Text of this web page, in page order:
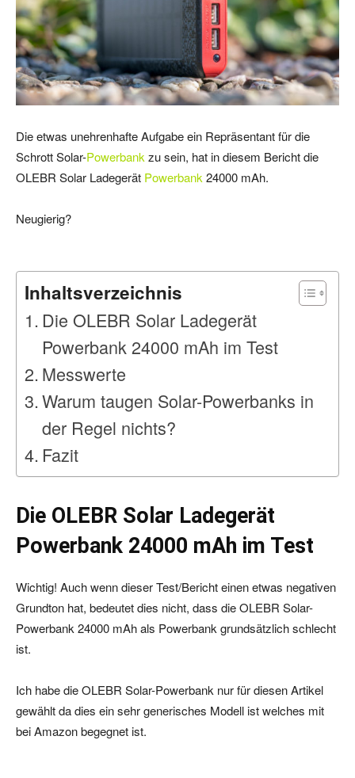
Die etwas unehrenhafte Aufgabe ein Repräsentant für die
Schrott Solar-Powerbank zu sein, hat in diesem Bericht die
OLEBR Solar Ladegerät Powerbank 24000 mAh.
Neugierig?
Inhaltsverzeichnis
Die OLEBR Solar Ladegerät
Powerbank 24000 mAh im Test
Messwerte
Warum taugen Solar-Powerbanks in
der Regel nichts?
Fazit
Die OLEBR Solar Ladegerät
Powerbank 24000 mAh im Test
Wichtig! Auch wenn dieser Test/Bericht einen etwas negativen
Grundton hat, bedeutet dies nicht, dass die OLEBR Solar-
Powerbank 24000 mAh als Powerbank grundsätzlich schlecht
ist.
Ich habe die OLEBR Solar-Powerbank nur für diesen Artikel
gewählt da dies ein sehr generisches Modell ist welches mit
bei Amazon begegnet ist.